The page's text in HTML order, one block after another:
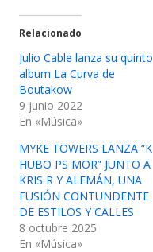
Relacionado
Julio Cable lanza su quinto
album La Curva de
Boutakow
9 junio 2022
En «Música»
MYKE TOWERS LANZA “K
HUBO PS MOR” JUNTO A
KRIS R Y ALEMÁN, UNA
FUSIÓN CONTUNDENTE
DE ESTILOS Y CALLES
8 octubre 2025
En «Música»